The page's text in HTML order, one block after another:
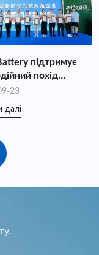
підтримує
похід
допомога
ігор»
23
далі